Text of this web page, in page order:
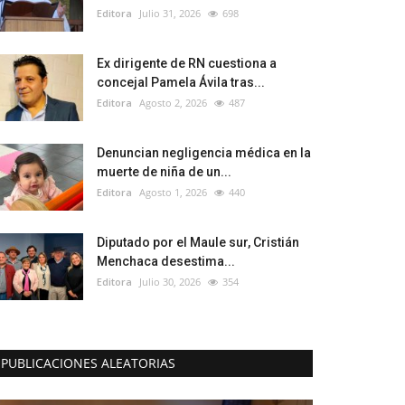
Editora Julio 31, 2026 698
Ex dirigente de RN cuestiona a
concejal Pamela Ávila tras...
Editora Agosto 2, 2026 487
Denuncian negligencia médica en la
muerte de niña de un...
Editora Agosto 1, 2026 440
Diputado por el Maule sur, Cristián
Menchaca desestima...
Editora Julio 30, 2026 354
PUBLICACIONES ALEATORIAS